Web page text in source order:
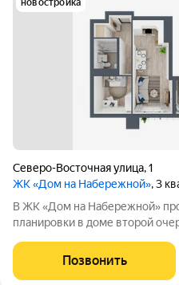
новостройка
Северо-Восточная улица,1
ЖК «Дом на Набережной», 3
В ЖК «Дом на Набережной»
планировки в доме второй
отмеченный архитектурной
Собственная благоустроенная
Позвонить